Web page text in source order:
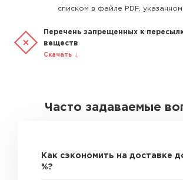
списком в файле PDF,
Перечень запрещенных к
веществ
Скачать
Часто задаваемые
Как сэкономить на доставке
%?